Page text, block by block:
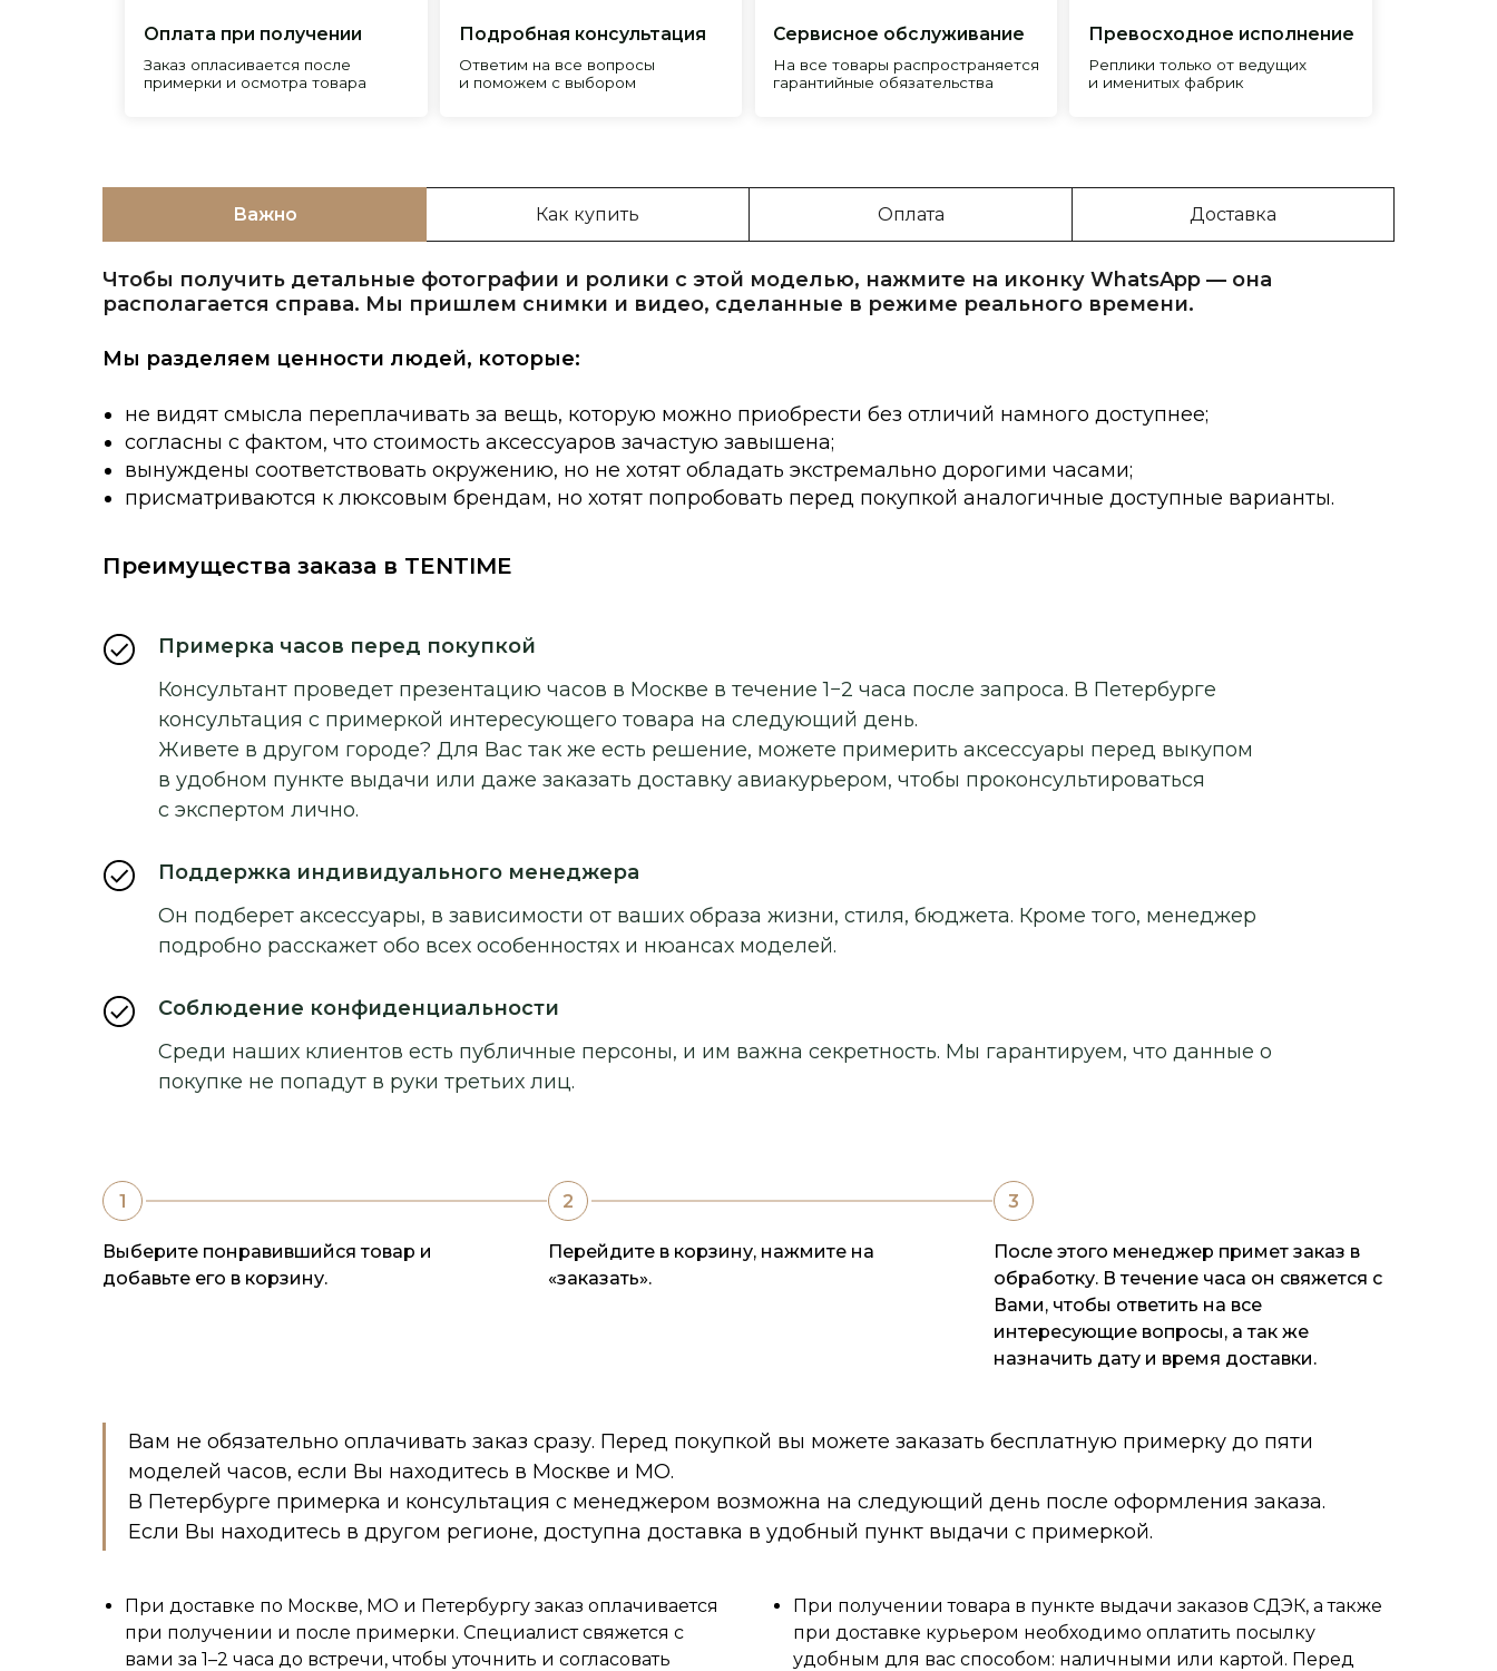
Важно Как купить Оплата Доставка
Чтобы получить детальные фотографии и ролики с этой моделью, нажмите на иконку WhatsApp — она
располагается справа. Мы пришлем снимки и видео, сделанные в режиме реального времени.
Мы разделяем ценности людей, которые:
не видят смысла переплачивать за вещь, которую можно приобрести без отличий намного доступнее;
согласны с фактом, что стоимость аксессуаров зачастую завышена;
вынуждены соответствовать окружению, но не хотят обладать экстремально дорогими часами;
присматриваются к люксовым брендам, но хотят попробовать перед покупкой аналогичные доступные варианты.
Преимущества заказа в TENTIME
Примерка часов перед покупкой
Консультант проведет презентацию часов в Москве в течение 1−2 часа после запроса. В Петербурге
консультация с примеркой интересующего товара на следующий день.
Живете в другом городе? Для Вас так же есть решение, можете примерить аксессуары перед выкупом
в удобном пункте выдачи или даже заказать доставку авиакурьером, чтобы проконсультироваться
с экспертом лично.
Поддержка индивидуального менеджера
Он подберет аксессуары, в зависимости от ваших образа жизни, стиля, бюджета. Кроме того, менеджер
подробно расскажет обо всех особенностях и нюансах моделей.
Соблюдение конфиденциальности
Среди наших клиентов есть публичные персоны, и им важна секретность. Мы гарантируем, что данные о
покупке не попадут в руки третьих лиц.
Выберите понравившийся товар и
добавьте его в корзину.
Перейдите в корзину, нажмите на
«заказать».
После этого менеджер примет заказ в
обработку. В течение часа он свяжется с
Вами, чтобы ответить на все
интересующие вопросы, а так же
назначить дату и время доставки.
Вам не обязательно оплачивать заказ сразу. Перед покупкой вы можете заказать бесплатную примерку до пяти
моделей часов, если Вы находитесь в Москве и МО.
В Петербурге примерка и консультация с менеджером возможна на следующий день после оформления заказа.
Если Вы находитесь в другом регионе, доступна доставка в удобный пункт выдачи с примеркой.
При доставке по Москве, МО и Петербургу заказ оплачивается
при получении и после примерки. Специалист свяжется с
вами за 1–2 часа до встречи, чтобы уточнить и согласовать
При получении товара в пункте выдачи заказов СДЭК, а также
при доставке курьером необходимо оплатить посылку
удобным для вас способом: наличными или картой. Перед